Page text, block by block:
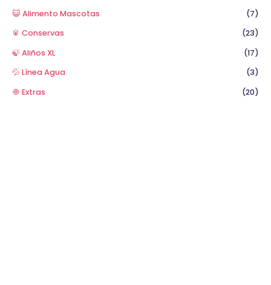
😺 Alimento Mascotas
(7)
🥫 Conservas
(23)
🍃 Aliños XL
(17)
💦 Línea Agua
(3)
🧅 Extras
(20)